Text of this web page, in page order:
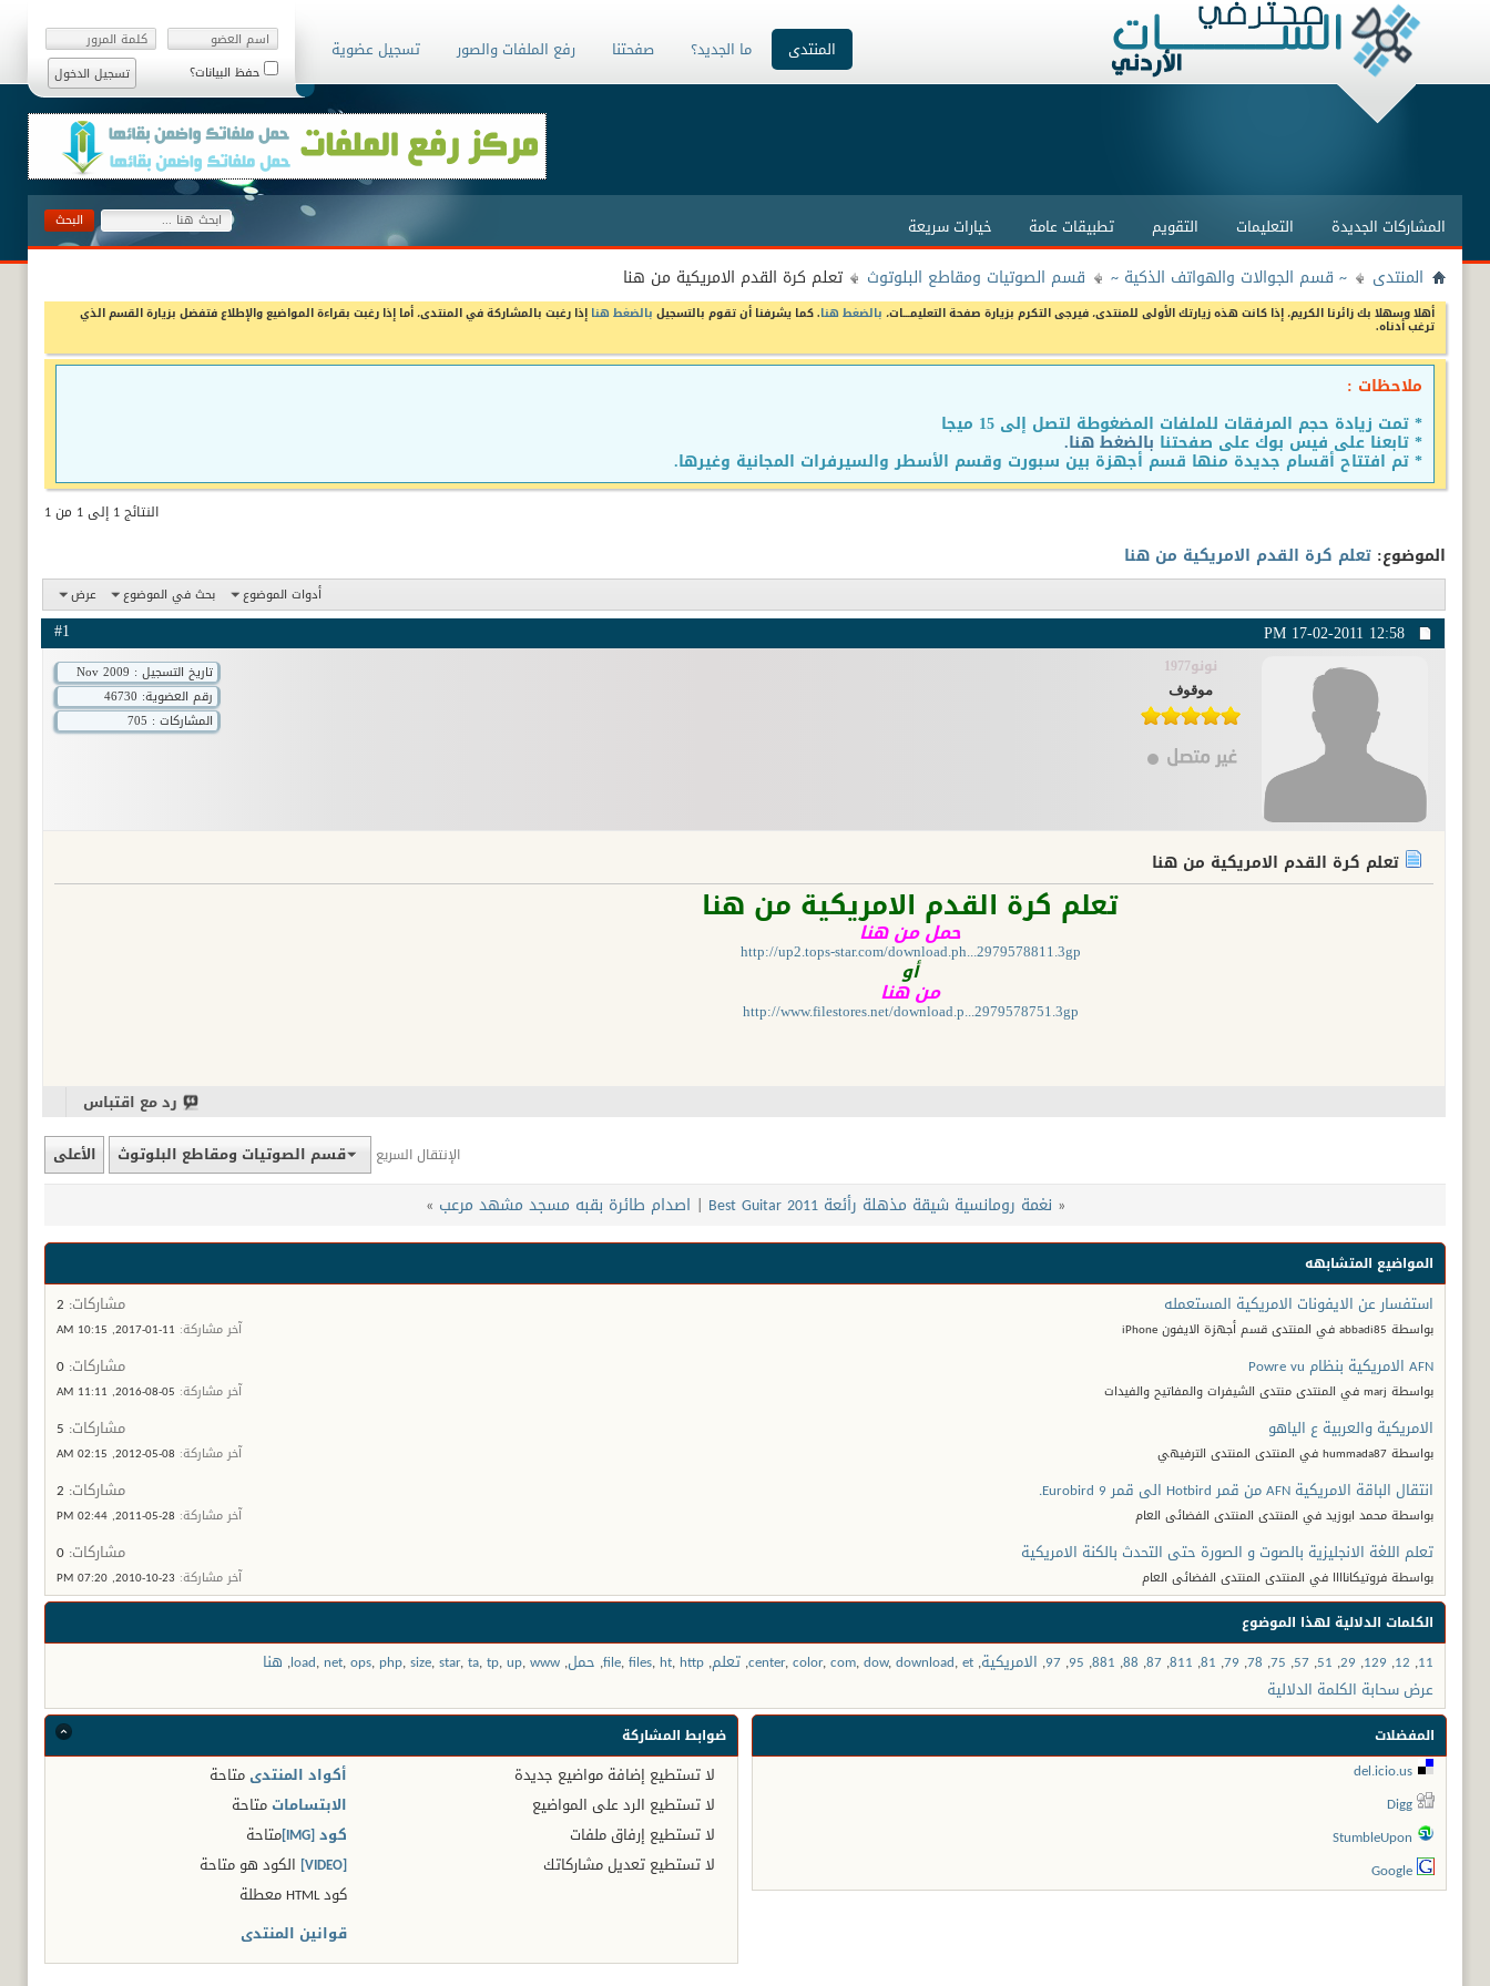
حفظ البيانات؟
المنتدى
المشاركات الجديدة التعليمات التقويم تطبيقات عامة خيارات سريعة
ما الجديد؟ صفحتنا رفع الملفات والصور تسجيل عضوية
المنتدى ~ قسم الجوالات والهواتف الذكية ~ قسم الصوتيات ومقاطع البلوتوث تعلم كرة القدم الامريكية من هنا
أهلا وسهلا بك زائرنا الكريم، إذا كانت هذه زيارتك الأولى للمنتدى، فيرجى التكرم بزيارة صفحة التعليمـــات، بالضغط هنا. كما يشرفنا أن تقوم بالتسجيل بالضغط هنا إذا رغبت بالمشاركة في المنتدى، أما إذا رغبت بقراءة المواضيع والإطلاع فتفضل بزيارة القسم الذي
ترغب أدناه.
ملاحظات :
* تمت زيادة حجم المرفقات للملفات المضغوطة لتصل إلى 15 ميجا
* تابعنا على فيس بوك على صفحتنا بالضغط هنا.
* تم افتتاح أقسام جديدة منها قسم أجهزة بين سبورت وقسم الأسطر والسيرفرات المجانية وغيرها.
النتائج 1 إلى 1 من 1
الموضوع: تعلم كرة القدم الامريكية من هنا
أدوات الموضوع بحث في الموضوع عرض
17-02-2011 12:58 PM
#1
نونو1977
موقوف
تاريخ التسجيل : Nov 2009
رقم العضوية:
المشاركات : 705
تعلم كرة القدم الامريكية من هنا
تعلم كرة القدم الامريكية من هنا
حمل من هنا
http://up2.tops-star.com/download.ph...2979578811.3gp
أو
من هنا
http://www.filestores.net/download.p...2979578751.3gp
رد مع اقتباس
الإنتقال السريع قسم الصوتيات ومقاطع البلوتوث الأعلى
« نغمة رومانسية شيقة مذهلة رأئعة Best Guitar 2011 | اصدام طائرة بقبه مسجد مشهد مرعب »
المواضيع المتشابهه
استفسار عن الايفونات الامريكية المستعمله
بواسطة abbadi85 في المنتدى قسم أجهزة الايفون iPhone
مشاركات:
آخر مشاركة: 10:15 AM
AFN الامريكية بنظام Powre vu
بواسطة marj في المنتدى منتدى الشيفرات والمفاتيح والفيدات
مشاركات:
آخر مشاركة: 11:11 AM
الامريكية والعربية ع الياهو
بواسطة hummada87 في المنتدى المنتدى الترفيهي
مشاركات:
آخر مشاركة: 02:15 AM
انتقال الباقة الامريكية AFN من قمر Hotbird الى قمر Eurobird 9.
بواسطة محمد ابوزيد في المنتدى المنتدى الفضائى العام
مشاركات:
آخر مشاركة: 02:44 PM
تعلم اللغة الانجليزية بالصوت و الصورة حتى التحدث بالكنة الامريكية
بواسطة فروتيكاناااا في المنتدى المنتدى الفضائى العام
مشاركات:
آخر مشاركة: 07:20 PM
الكلمات الدلالية لهذا الموضوع
11
,
12
,
129
,
29
,
51
,
57
,
75
,
78
,
79
,
81
,
811
,
87
,
88
,
881
,
95
,
97
, الامريكية,
center,color,com,dow,download,et
, تعلم,
file,files, ht, http
, حمل,
load, net,ops, php,size,star,ta,tp,up,www
, هنا
عرض سحابة الكلمة الدلالية
المفضلات
del.icio.us
Digg
StumbleUpon
Google
ضوابط المشاركة
لا تستطيع إضافة مواضيع جديدة
لا تستطيع الرد على المواضيع
لا تستطيع إرفاق ملفات
لا تستطيع تعديل مشاركاتك
أكواد المنتدىمتاحة
الابتسامات متاحة
كود [IMG]
متاحة
[VIDEO]
الكود هومتاحة
كود HTML
معطلة
قوانين المنتدى